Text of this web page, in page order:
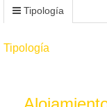
Tipología
Tipología